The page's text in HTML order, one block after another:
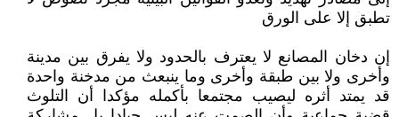
تطبق إلا على الورق
إن دخان المصانع لا يعترف بالحدود ولا يفرق بين مدينة
وأخرى ولا بين طبقة وأخرى وما ينبعث من مدخنة واحدة
قد يمتد أثره ليصيب مجتمعا بأكمله مؤكدا أن التلوث